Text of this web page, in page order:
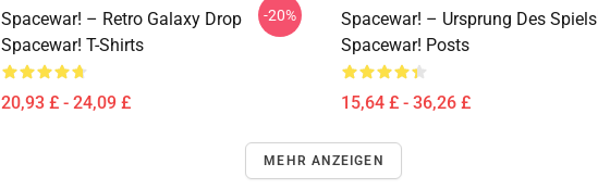
Spacewar! – Retro Galaxy Drop
Spacewar! T-Shirts
20,93 £ - 24,09 £
-20%
Spacewar! – Ursprung Des Spiels
Spacewar! Posts
15,64 £ - 36,26 £
MEHR ANZEIGEN